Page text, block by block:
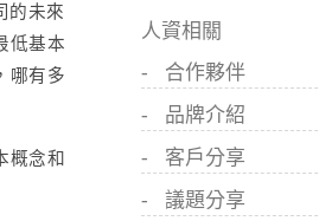
的未來
低基本
哪有多
概念和
人資相關
合作夥伴
品牌介紹
客戶分享
議題分享